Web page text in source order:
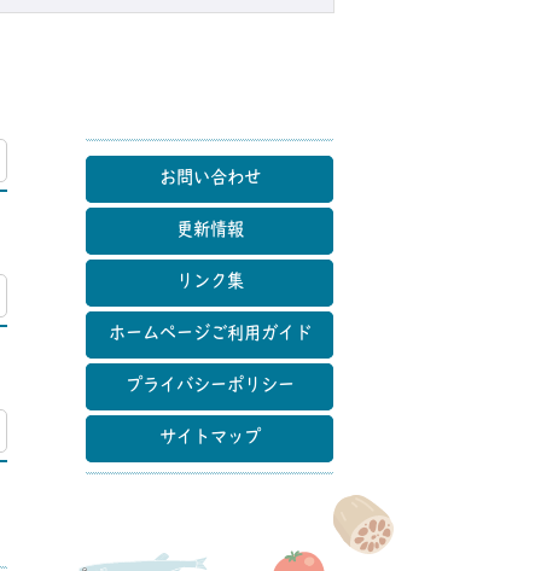
マップ
お問い合わせ
更新情報
リンク集
ホームページご利用ガイド
プライバシーポリシー
サイトマップ